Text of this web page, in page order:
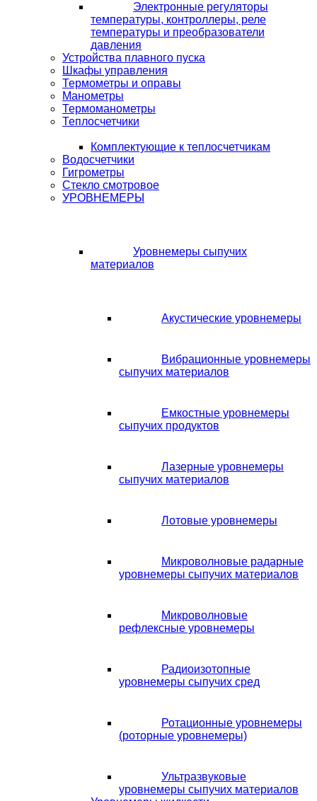
Электронные регуляторы
температуры, контроллеры, реле
температуры и преобразователи
давления
Устройства плавного пуска
Шкафы управления
Термометры и оправы
Манометры
Термоманометры
Теплосчетчики
Комплектующие к теплосчетчикам
Водосчетчики
Гигрометры
Стекло смотровое
УРОВНЕМЕРЫ
Уровнемеры сыпучих
материалов
Акустические уровнемеры
Вибрационные уровнемеры
сыпучих материалов
Емкостные уровнемеры
сыпучих продуктов
Лазерные уровнемеры
сыпучих материалов
Лотовые уровнемеры
Микроволновые радарные
уровнемеры сыпучих материалов
Микроволновые
рефлексные уровнемеры
Радиоизотопные
уровнемеры сыпучих сред
Ротационные уровнемеры
(роторные уровнемеры)
Ультразвуковые
уровнемеры сыпучих материалов